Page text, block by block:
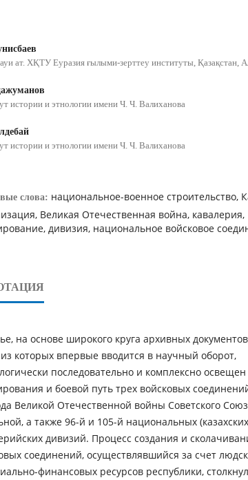
ат. ХҚТУ Еуразия ғылыми-зерттеу институты, Қазақстан,
истории и этнологии имени Ч. Ч. Валиханова
истории и этнологии имени Ч. Ч. Валиханова
слова: национальное-военное строительство,
Великая Отечественная война, кавалерия,
дивизия, национальное войсковое
на основе широкого круга архивных
из которых впервые вводится в научный оборот,
последовательно и комплексно
и боевой путь трех войсковых
Великой Отечественной войны Советского
а также 96-й и 105-й национальных
дивизий. Процесс создания и
соединений, осуществлявшийся за счет
финансовых ресурсов республики,